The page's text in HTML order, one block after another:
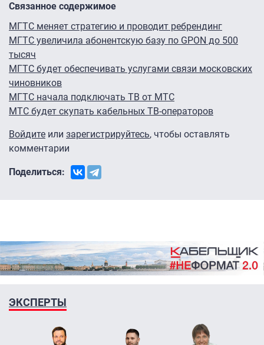
Связанное содержимое
МГТС меняет стратегию и проводит ребрендинг
МГТС увеличила абонентскую базу по GPON до 500
тысяч
МГТС будет обеспечивать услугами связи московских
чиновников
МГТС начала подключать ТВ от МТС
МТС будет скупать кабельных ТВ-операторов
Войдите или зарегистрируйтесь, чтобы оставлять
комментарии
Поделиться:
ЭКСПЕРТЫ